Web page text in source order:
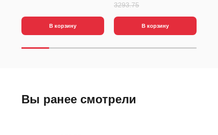
В корзину
3293.75
В корзину
Вы ранее смотрели